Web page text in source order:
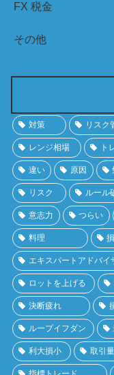
FX 税金
その他
対策 リスク
レンジ相場 ト
違い 原因
リスク ルール
意志力 つらい
料理
エキスパートアドバイ
ロットを上げる
決断疲れ
ループイフダン
利大損小 取引量